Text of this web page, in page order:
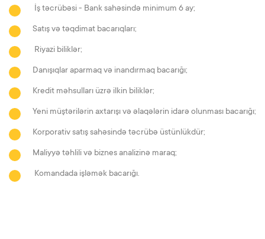
İş təcrübəsi - Bank sahəsində minimum 6 ay;
Satış və təqdimat bacarıqları;
Riyazi biliklər;
Danışıqlar aparmaq və inandırmaq bacarığı;
Kredit məhsulları üzrə ilkin biliklər;
Yeni müştərilərin axtarışı və əlaqələrin idarə olunması bacarığı;
Korporativ satış sahəsində təcrübə üstünlükdür;
Maliyyə təhlili və biznes analizinə maraq;
Komandada işləmək bacarığı.